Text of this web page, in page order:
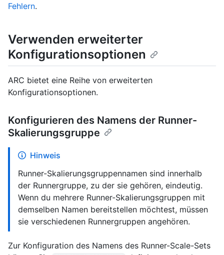
Fehlern.
Verwenden erweiterter
Konfigurationsoptionen
ARC bietet eine Reihe von erweiterten
Konfigurationsoptionen.
Konfigurieren des Namens der Runner-
Skalierungsgruppe
Hinweis
Runner-Skalierungsgruppennamen sind innerhalb
der Runnergruppe, zu der sie gehören, eindeutig.
Wenn du mehrere Runner-Skalierungsgruppen mit
demselben Namen bereitstellen möchtest, müssen
sie verschiedenen Runnergruppen angehören.
Zur Konfiguration des Namens des Runner-Scale-Sets